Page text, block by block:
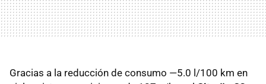
Gracias a la reducción de consumo —5.0 l/100 km en